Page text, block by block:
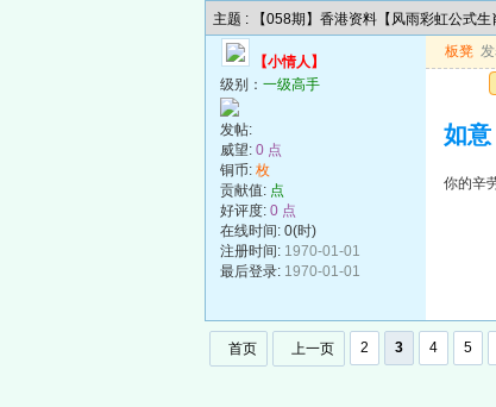
主题 : 【058期】香港资料【风雨彩虹公式生
【小情人】
级别： 一级高手
发帖:
威望: 0 点
铜币: 枚
贡献值: 点
好评度: 0 点
在线时间: 0(时)
注册时间: 1970-01-01
最后登录: 1970-01-01
板凳
如意
你的辛
首页 上一页 2 3 4 5